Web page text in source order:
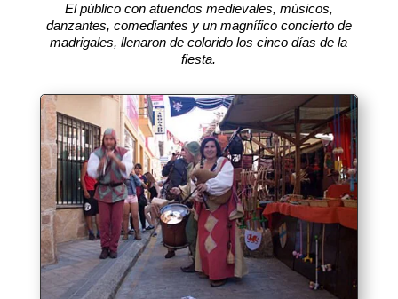
El público con atuendos medievales, músicos,
danzantes, comediantes y un magnífico concierto de
madrigales, llenaron de colorido los cinco días de la
fiesta.